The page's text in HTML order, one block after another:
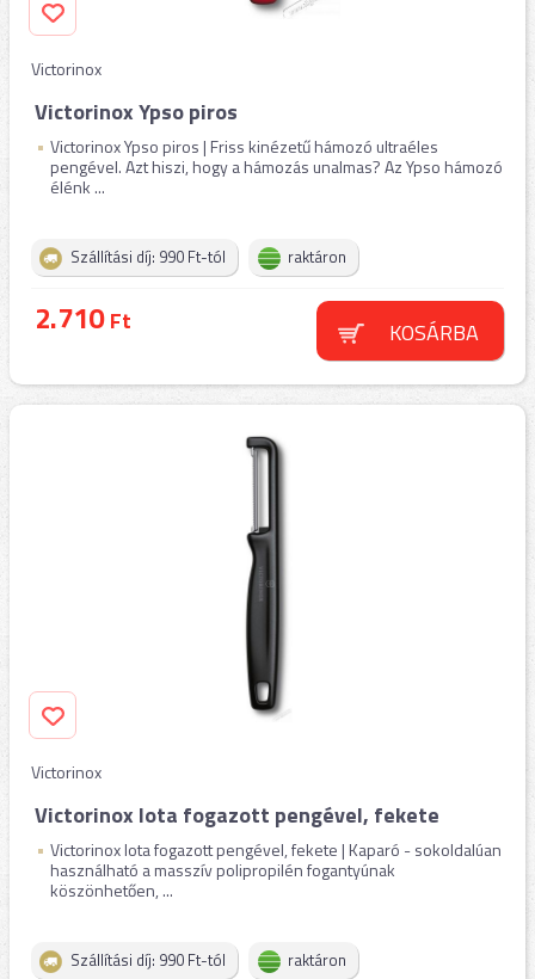
Victorinox
Victorinox Ypso piros
Victorinox Ypso piros | Friss kinézetű hámozó ultraéles
pengével. Azt hiszi, hogy a hámozás unalmas? Az Ypso hámozó
élénk ...
Szállítási díj: 990 Ft-tól raktáron
2.710Ft KOSÁRBA
Victorinox
Victorinox Iota fogazott pengével, fekete
Victorinox Iota fogazott pengével, fekete | Kaparó - sokoldalúan
használható a masszív polipropilén fogantyúnak
köszönhetően, ...
Szállítási díj: 990 Ft-tól raktáron